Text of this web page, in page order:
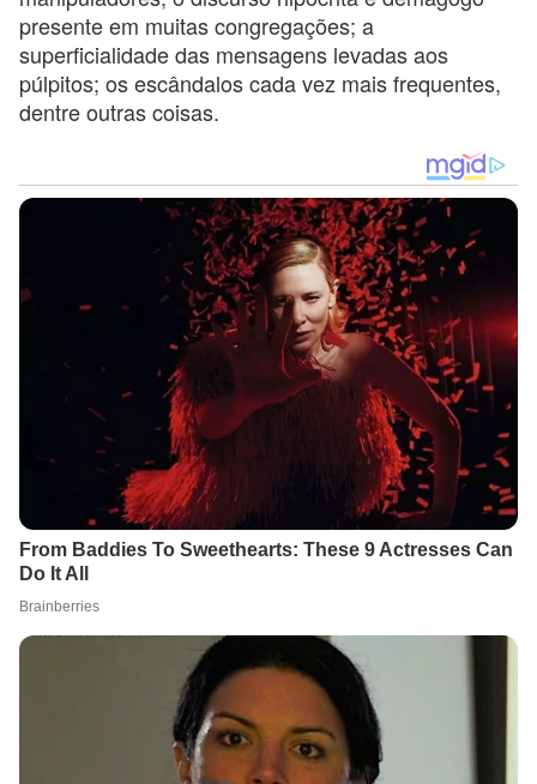
presente em muitas congregações; a
superficialidade das mensagens levadas aos
púlpitos; os escândalos cada vez mais frequentes,
dentre outras coisas.